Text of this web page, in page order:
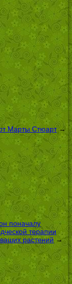
Марты Стюарт→
поначалу
терапии
растений →